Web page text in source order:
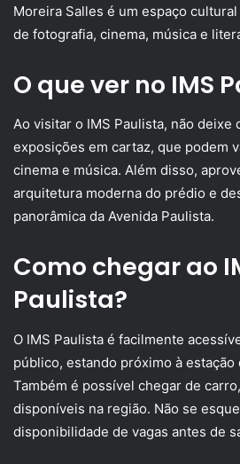
Moreira Salles é um espaço
de fotografia, cinema, música e
O que ver no IMS
Ao visitar o IMS Paulista, não deixe
exposições em cartaz, que podem
cinema e música. Além disso,
arquitetura moderna do prédio e
panorâmica da Avenida Paulista.
Como chegar ao
Paulista?
O IMS Paulista é facilmente
público, estando próximo à
Também é possível chegar de
disponíveis na região. Não se
disponibilidade de vagas antes de